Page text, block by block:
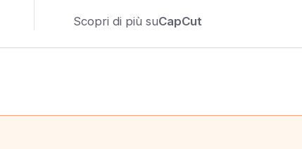
Scopri di più suCapCut